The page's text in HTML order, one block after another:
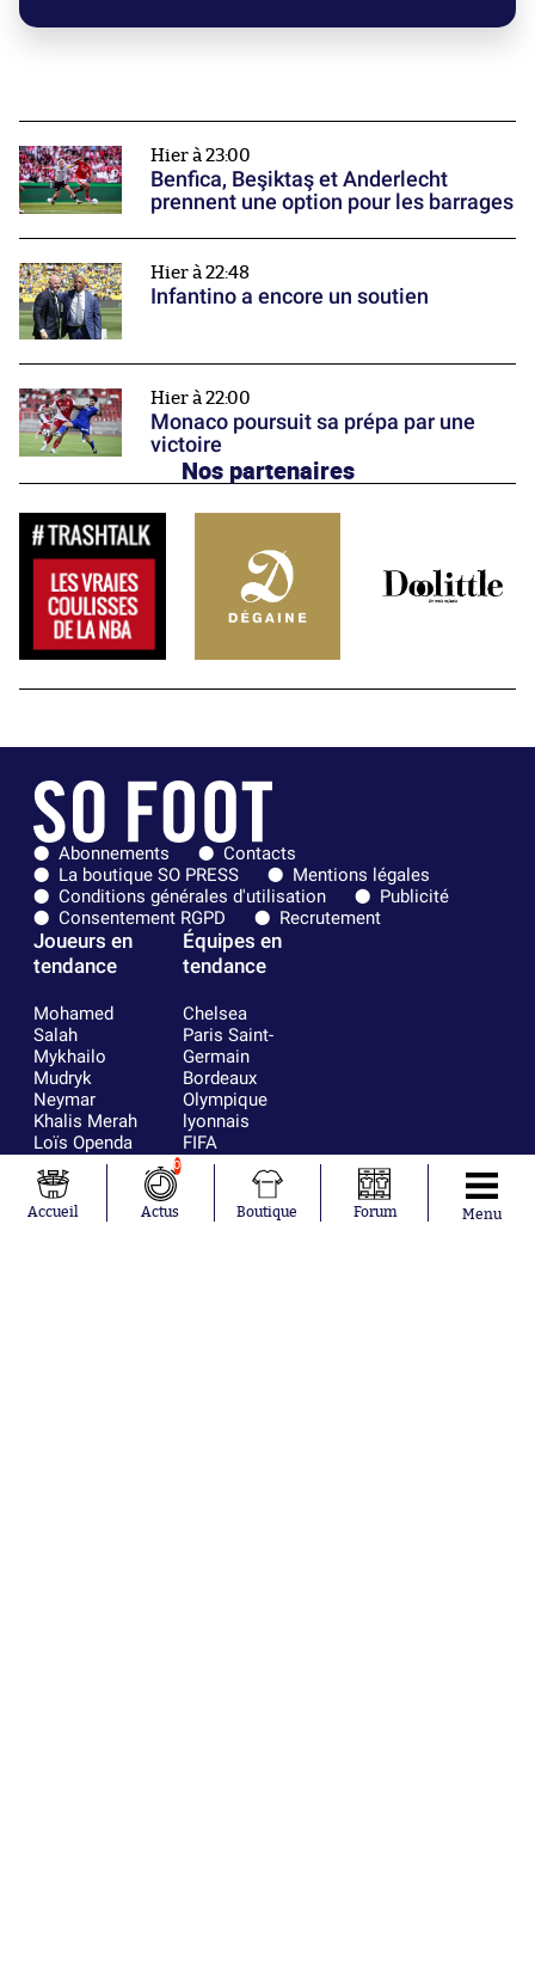
Hier à 23:00
Benfica, Beşiktaş et Anderlecht
prennent une option pour les barrages
Hier à 22:48
Infantino a encore un soutien
Hier à 22:00
Monaco poursuit sa prépa par une
victoire
Nos partenaires
Abonnements
Contacts
La boutique SO PRESS
Mentions légales
Conditions générales d'utilisation
Publicité
Consentement RGPD
Recrutement
Joueurs en
tendance
Mohamed
Salah
Mykhailo
Mudryk
Neymar
Khalis Merah
Loïs Openda
Niakhaté
Nicolás
Tagliafico
Équipes en
tendance
Chelsea
Paris Saint-
Germain
Bordeaux
Olympique
lyonnais
FIFA
Real Madrid
RC Strasbourg
AC Milan
France
Accueil
0
Actus Boutique Forum Menu